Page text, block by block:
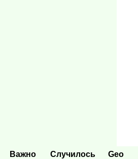
Важно Случилось Geo